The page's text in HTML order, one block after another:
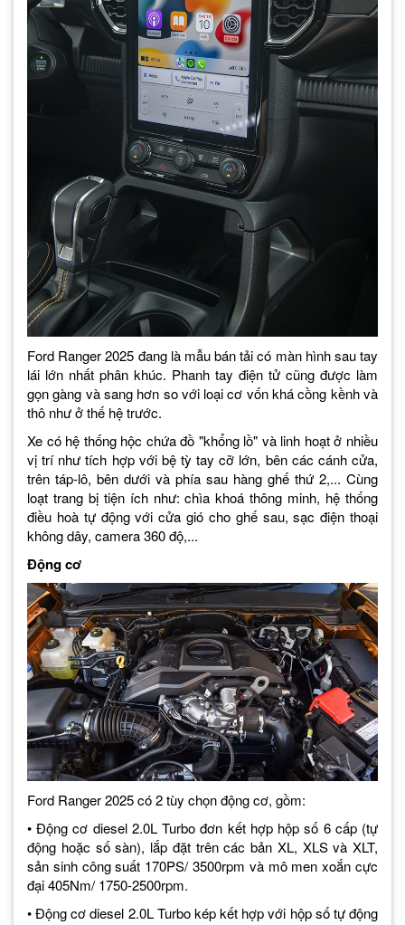
Ford Ranger 2025 đang là mẫu bán tải có màn hình sau tay
lái lớn nhất phân khúc. Phanh tay điện tử cũng được làm
gọn gàng và sang hơn so với loại cơ vốn khá cồng kềnh và
thô như ở thế hệ trước.
Xe có hệ thống hộc chứa đồ "khổng lồ" và linh hoạt ở nhiều
vị trí như tích hợp với bệ tỳ tay cỡ lớn, bên các cánh cửa,
trên táp-lô, bên dưới và phía sau hàng ghế thứ 2,... Cùng
loạt trang bị tiện ích như: chìa khoá thông minh, hệ thống
điều hoà tự động với cửa gió cho ghế sau, sạc điện thoại
không dây, camera 360 độ,...
Động cơ
Ford Ranger 2025 có 2 tùy chọn động cơ, gồm:
• Động cơ diesel 2.0L Turbo đơn kết hợp hộp số 6 cấp (tự
động hoặc số sàn), lắp đặt trên các bản XL, XLS và XLT,
sản sinh công suất 170PS/ 3500rpm và mô men xoắn cực
đại 405Nm/ 1750-2500rpm.
• Động cơ diesel 2.0L Turbo kép kết hợp với hộp số tự động